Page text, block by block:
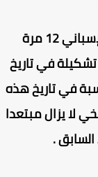
فوز فرانشيسكو خينتو بلقب الدوري الإسباني 12 مرة
في تاريخ
في تاريخ هذه
يزال مبتعدا
.